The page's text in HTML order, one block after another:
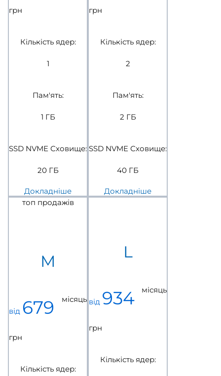
грн
Кількість ядер:
1
Пам'ять:
1 ГБ
SSD NVME Сховище:
20 ГБ
Докладніше
грн
Кількість ядер:
2
Пам'ять:
2 ГБ
SSD NVME Сховище:
40 ГБ
Докладніше
топ продажів
M
від 679
грн
місяць
Кількість ядер:
L
від 934
грн
місяць
Кількість ядер: